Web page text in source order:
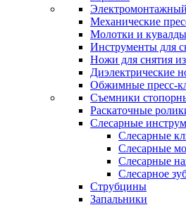
Механические
Молотки и кувалды
Инструменты для
Ножи для снятия
Диэлектрические
Обжимные пресс-
Съемники
Раскаточные
Слесарные
Слесарные
Слесарные
Слесарные
Слесарное
Струбцины
Запальники